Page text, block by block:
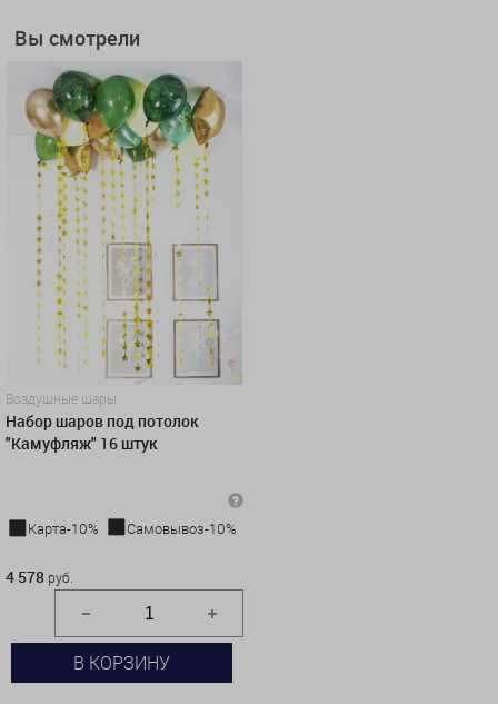
Вы смотрели
Воздушные шары
Набор шаров под потолок
"Камуфляж" 16 штук
Карта-10%
Самовывоз-10%
4 578 руб.
В КОРЗИНУ